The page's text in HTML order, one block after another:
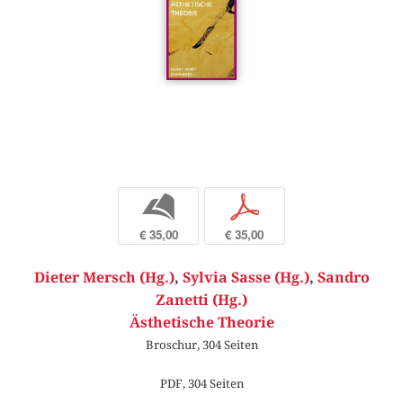
b
€ 35,00
p
€ 35,00
Dieter Mersch (Hg.), Sylvia Sasse (Hg.), Sandro
Zanetti (Hg.)
Ästhetische Theorie
Broschur, 304 Seiten
PDF, 304 Seiten